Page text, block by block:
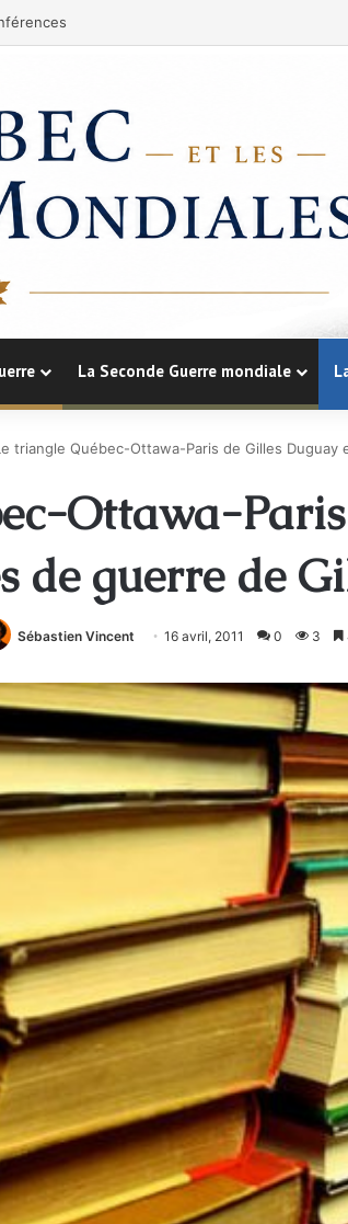
La Seconde Guerre mondiale
triangle Québec-Ottawa-Paris de Gilles
Ottawa-
de guerre de
Sébastien Vincent 16 avril, 2011 0 3